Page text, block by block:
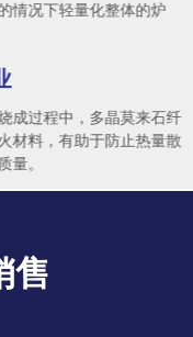
情况下轻量化整体的炉
成过程中，多晶莫来石纤
材料，有助于防止热量散
量。
售